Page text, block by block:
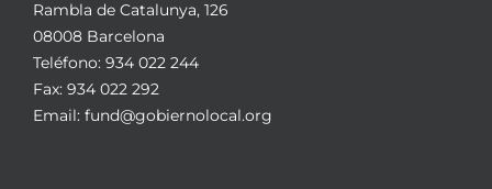
Rambla de Catalunya, 126
08008 Barcelona
Teléfono: 934 022 244
Fax: 934 022 292
Email: fund@gobiernolocal.org